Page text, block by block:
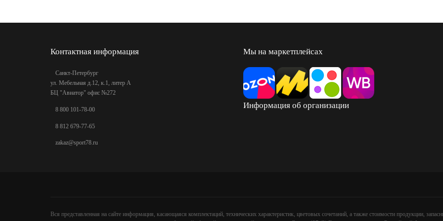
Контактная информация
Санкт-Петербург
ул. Мебельная д.12, к.1, литер А
БЦ "Авиатор" офис №272
8 800 101-78-00
8 812 679-77-65
zakaz@sport78.ru
Мы на маркетплейсах
Информация об организации
Вся представленная на сайте информация, касающаяся комплектаций, технических характеристик, цветовых сочетаний, а также стоимости продукции,